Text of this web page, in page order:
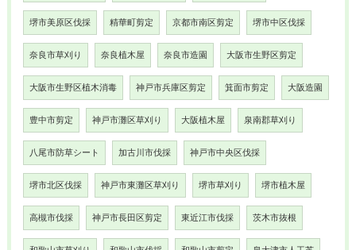
堺市美原区伐採 精華町剪定 京都市南区剪定 堺市中区伐採
奈良市草刈り 奈良植木屋 奈良市造園 大阪市生野区剪定
大阪市生野区植木消毒 神戸市兵庫区剪定 箕面市剪定 大阪造園
豊中市剪定 神戸市灘区草刈り 大阪植木屋 泉南郡草刈り
八尾市防草シート 加古川市伐採 神戸市中央区伐採
堺市北区伐採 神戸市東灘区草刈り 堺市草刈り 堺市植木屋
高槻市伐採 神戸市長田区剪定 東近江市伐採 茨木市抜根